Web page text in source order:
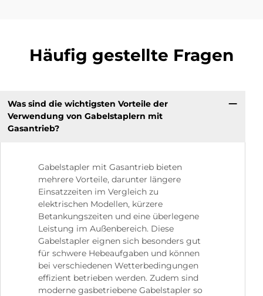
Häufig gestellte Fragen
Was sind die wichtigsten Vorteile der
Verwendung von Gabelstaplern mit
Gasantrieb?
Gabelstapler mit Gasantrieb bieten
mehrere Vorteile, darunter längere
Einsatzzeiten im Vergleich zu
elektrischen Modellen, kürzere
Betankungszeiten und eine überlegene
Leistung im Außenbereich. Diese
Gabelstapler eignen sich besonders gut
für schwere Hebeaufgaben und können
bei verschiedenen Wetterbedingungen
effizient betrieben werden. Zudem sind
moderne gasbetriebene Gabelstapler so